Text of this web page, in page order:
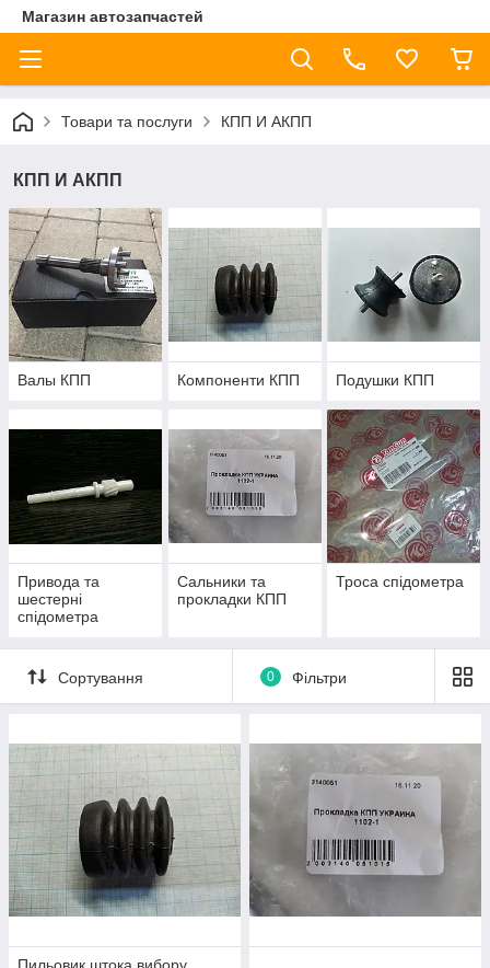
Магазин автозапчастей
Товари та послуги КПП И АКПП
КПП И АКПП
Валы КПП Компоненти КПП Подушки КПП
Привода та
шестерні
спідометра
Сальники та
прокладки КПП
Троса спідометра
Сортування 0 Фільтри